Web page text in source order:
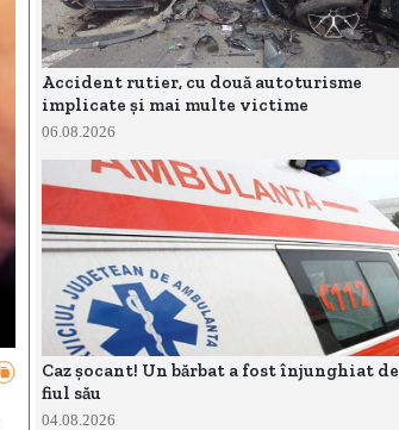
Accident rutier, cu două autoturisme
implicate și mai multe victime
06.08.2026
Caz șocant! Un bărbat a fost înjunghiat de
fiul său
04.08.2026